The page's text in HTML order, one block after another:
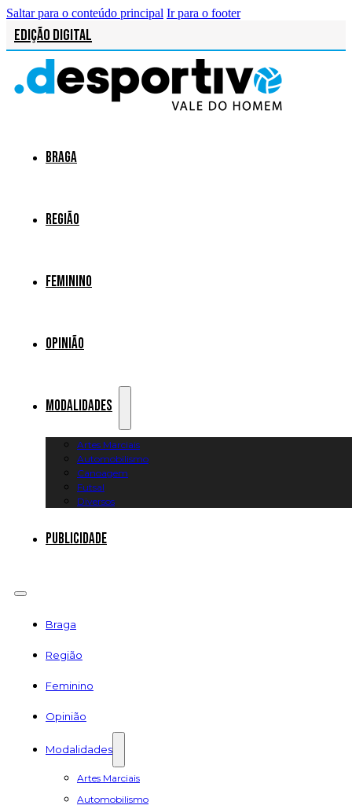
Saltar para o conteúdo principal Ir para o footer
Edição Digital
Braga
Região
Feminino
Opinião
Modalidades
Artes Marciais
Automobilismo
Canoagem
Futsal
Diversos
Publicidade
Braga
Região
Feminino
Opinião
Modalidades
Artes Marciais
Automobilismo